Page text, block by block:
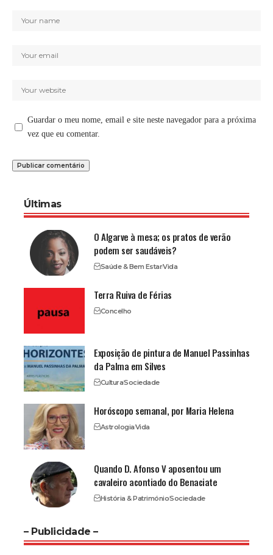
Guardar o meu nome, email e site neste navegador para a próxima
vez que eu comentar.
Últimas
O Algarve à mesa; os pratos de verão
podem ser saudáveis?
Saúde & Bem EstarVida
Terra Ruiva de Férias
Concelho
Exposição de pintura de Manuel Passinhas
da Palma em Silves
CulturaSociedade
Horóscopo semanal, por Maria Helena
AstrologiaVida
Quando D. Afonso V aposentou um
cavaleiro acontiado do Benaciate
História & PatrimónioSociedade
– Publicidade –